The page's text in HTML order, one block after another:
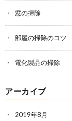
窓の掃除
部屋の掃除のコツ
電化製品の掃除
アーカイブ
2019年8月